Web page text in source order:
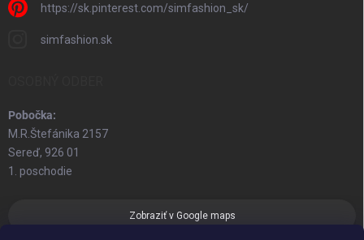
https://sk.pinterest.com/simfashion_sk/
simfashion.sk
Pobočka:
M.R.Štefánika 2157
Sereď, 926 01
1. poschodie
Zobraziť v Google maps